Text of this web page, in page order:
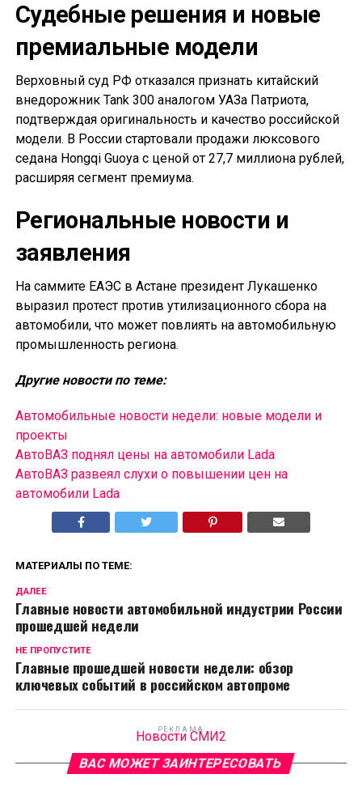
Судебные решения и новые
премиальные модели
Верховный суд РФ отказался признать китайский
внедорожник Tank 300 аналогом УАЗа Патриота,
подтверждая оригинальность и качество российской
модели. В России стартовали продажи люксового
седана Hongqi Guoya с ценой от 27,7 миллиона рублей,
расширяя сегмент премиума.
Региональные новости и
заявления
На саммите ЕАЭС в Астане президент Лукашенко
выразил протест против утилизационного сбора на
автомобили, что может повлиять на автомобильную
промышленность региона.
Другие новости по теме:
Автомобильные новости недели: новые модели и
проекты
АвтоВАЗ поднял цены на автомобили Lada
АвтоВАЗ развеял слухи о повышении цен на
автомобили Lada
МАТЕРИАЛЫ ПО ТЕМЕ:
ДАЛЕЕ
Главные новости автомобильной индустрии России
прошедшей недели
НЕ ПРОПУСТИТЕ
Главные прошедшей новости недели: обзор
ключевых событий в российском автопроме
РЕКЛАМА
Новости СМИ2
ВАС МОЖЕТ ЗАИНТЕРЕСОВАТЬ